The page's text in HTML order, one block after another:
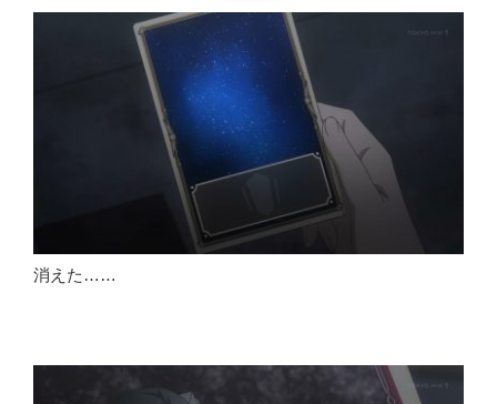
消えた……